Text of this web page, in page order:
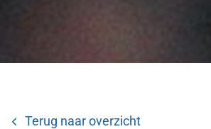
Terug naar overzicht